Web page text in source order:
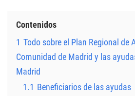
Contenidos
1 Todo sobre el Plan Regional de
Comunidad de Madrid y las
Madrid
1.1 Beneficiarios de las ayudas